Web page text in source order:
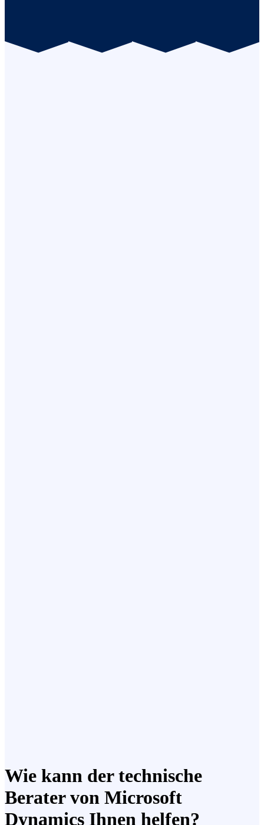
Wie kann der technische
Berater von Microsoft
Dynamics Ihnen helfen?